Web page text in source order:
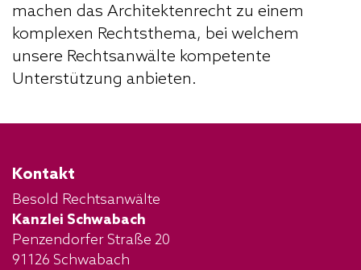
machen das Architektenrecht zu einem
komplexen Rechtsthema, bei welchem
unsere Rechtsanwälte kompetente
Unterstützung anbieten.
Kontakt
Besold Rechtsanwälte
Kanzlei Schwabach
Penzendorfer Straße 20
91126 Schwabach